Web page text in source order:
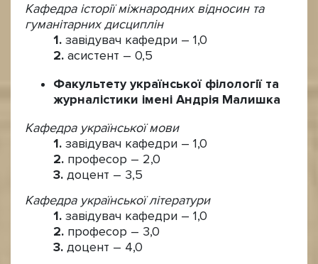
Кафедра історії міжнародних відносин та
гуманітарних дисциплін
завідувач кафедри – 1,0
асистент – 0,5
Факультету української філології та
журналістики імені Андрія Малишка
Кафедра української мови
завідувач кафедри – 1,0
професор – 2,0
доцент – 3,5
Кафедра української літератури
завідувач кафедри – 1,0
професор – 3,0
доцент – 4,0